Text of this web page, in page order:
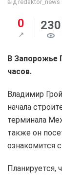
від redaktor_news
0 230
В Запорожье
часов.
Владимир
начала
терминала
также он
ознакомится
Планируется,